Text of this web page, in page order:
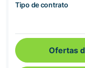
Tipo de contrato
Ofertas